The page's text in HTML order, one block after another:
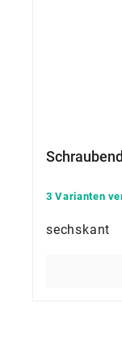
3 Varianten
sechskant